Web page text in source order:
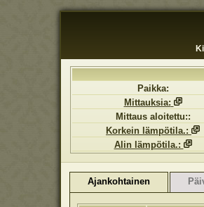
Paikka:
Mittauksia:
Mittaus aloitettu::
Korkein lämpötila.:
Alin lämpötila.:
Ajankohtainen